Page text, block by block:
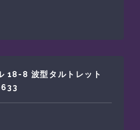
18-8 波型タルトレット